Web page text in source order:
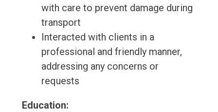
with care to prevent damage during
transport
Interacted with clients in a
professional and friendly manner,
addressing any concerns or
requests
Education: